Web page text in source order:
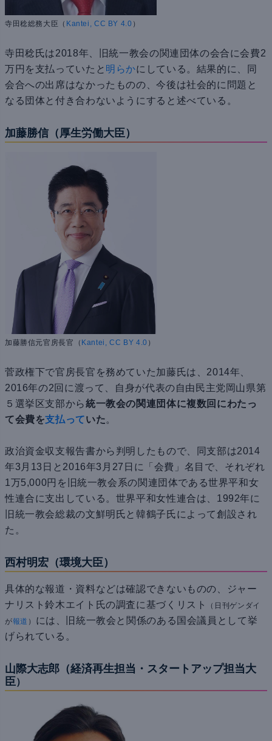
寺田稔総務大臣（ Kantei, CC BY 4.0 ）
寺田稔氏は2018年、旧統一教会の関連団体の会合に会費2
万円を支払っていたと 明らかにしている。結果的に、同
会合への出席はなかったものの、今後は社会的に問題と
なる団体と付き合わないようにすると述べている。
加藤勝信（厚生労働大臣）
加藤勝信元官房長官（ Kantei, CC BY 4.0 ）
菅政権下で官房長官を務めていた加藤氏は、2014年、
2016年の2回に渡って、自身が代表の自由民主党岡山県第
５選挙区支部から統一教会の関連団体に複数回にわたっ
て会費を支払っていた。
政治資金収支報告書から判明したもので、同支部は2014
年3月13日と2016年3月27日に「会費」名目で、それぞれ
1万5,000円を旧統一教会系の関連団体である世界平和女
性連合に支出している。世界平和女性連合は、1992年に
旧統一教会総裁の文鮮明氏と韓鶴子氏によって創設され
た。
西村明宏（環境大臣）
具体的な報道・資料などは確認できないものの、ジャー
ナリスト鈴木エイト氏の調査に基づくリスト
（日刊ゲンダイ
が報道 ）
には、旧統一教会と関係のある国会議員として挙
げられている。
山際大志郎（経済再生担当・スタートアップ担当大
臣）